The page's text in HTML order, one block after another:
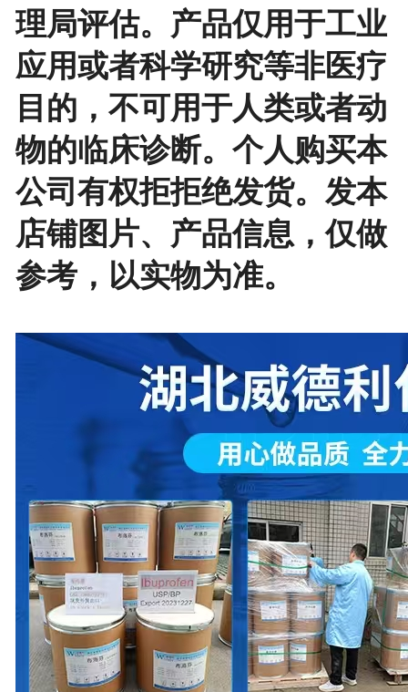
理局评估。产品仅用于工业
应用或者科学研究等非医疗
目的，不可用于人类或者动
物的临床诊断。个人购买本
公司有权拒拒绝发货。发本
店铺图片、产品信息，仅做
参考，以实物为准。